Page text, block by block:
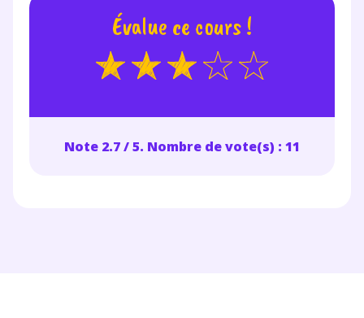
Évalue ce cours !
Note 2.7 / 5. Nombre de vote(s) : 11